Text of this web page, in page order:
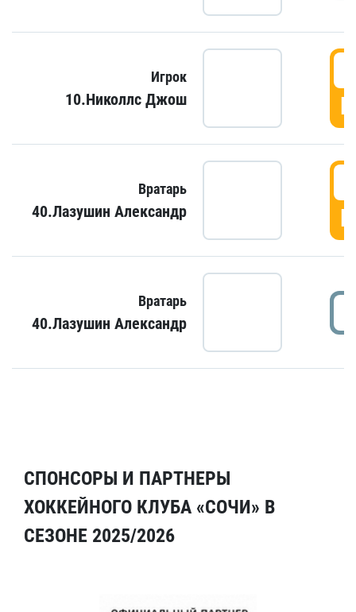
Игрок
10.Николлс Джош
Вратарь
40.Лазушин Александр
Вратарь
40.Лазушин Александр
СПОНСОРЫ И ПАРТНЕРЫ
ХОККЕЙНОГО КЛУБА «СОЧИ» В
СЕЗОНЕ 2025/2026